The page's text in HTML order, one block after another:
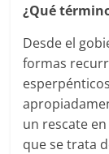
¿Qué
Desde el
formas
un rescate
que se trata